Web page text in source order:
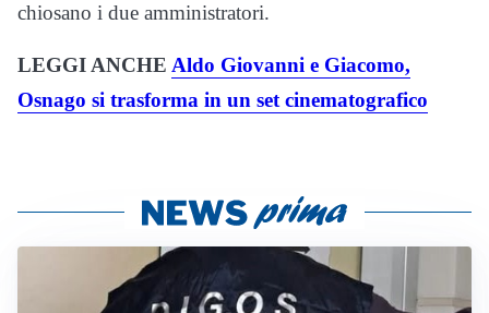
chiosano i due amministratori.
LEGGI ANCHE Aldo Giovanni e Giacomo,
Osnago si trasforma in un set cinematografico